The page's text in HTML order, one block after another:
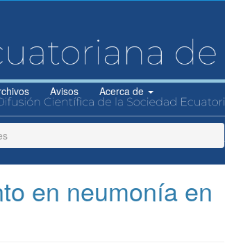
Avisos Acerca de
en neumonía en